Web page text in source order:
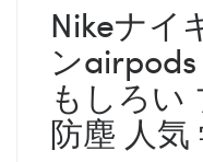
Nikeナイ
ン
もしろい
防塵 人気